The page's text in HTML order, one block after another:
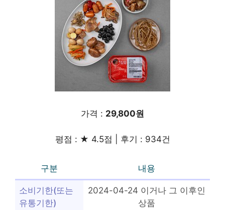
가격 : 29,800원
평점 : ★ 4.5점 | 후기 : 934건
구분 내용
소비기한(또는
유통기한)
2024-04-24 이거나 그 이후인
상품